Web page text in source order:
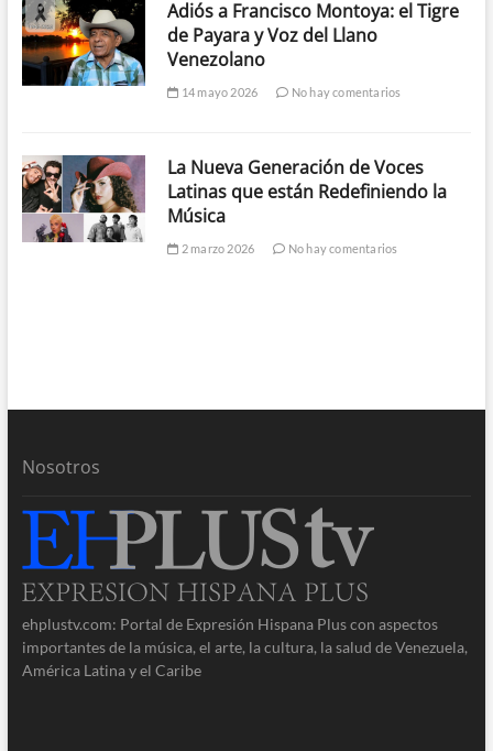
Adiós a Francisco Montoya: el Tigre
de Payara y Voz del Llano
Venezolano
14 mayo 2026 No hay comentarios
La Nueva Generación de Voces
Latinas que están Redefiniendo la
Música
2 marzo 2026 No hay comentarios
Nosotros
ehplustv.com: Portal de Expresión Hispana Plus con aspectos
importantes de la música, el arte, la cultura, la salud de Venezuela,
América Latina y el Caribe